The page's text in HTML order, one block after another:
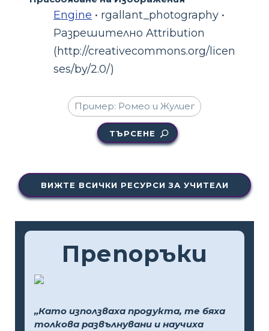
Engine • rgallant_photography •
Разрешително Attribution
(http://creativecommons.org/licen
ses/by/2.0/)
ТЪРСЕНЕ
ВИЖТЕ ВСИЧКИ РЕСУРСИ ЗА УЧИТЕЛИ
Препоръки
„Като използваха продукта, те бяха
толкова развълнувани и научиха